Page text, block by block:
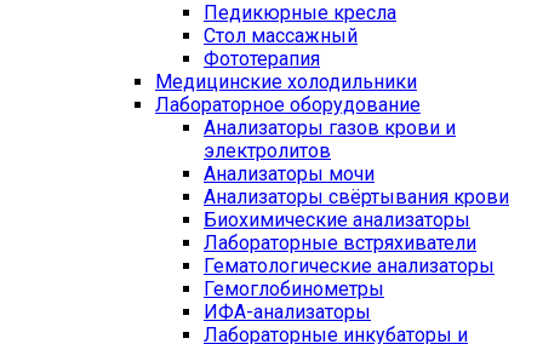
Педикюрные кресла
Стол массажный
Фототерапия
Медицинские холодильники
Лабораторное оборудование
Анализаторы газов крови и
электролитов
Анализаторы мочи
Анализаторы свёртывания крови
Биохимические анализаторы
Лабораторные встряхиватели
Гематологические анализаторы
Гемоглобинометры
ИФА-анализаторы
Лабораторные инкубаторы и